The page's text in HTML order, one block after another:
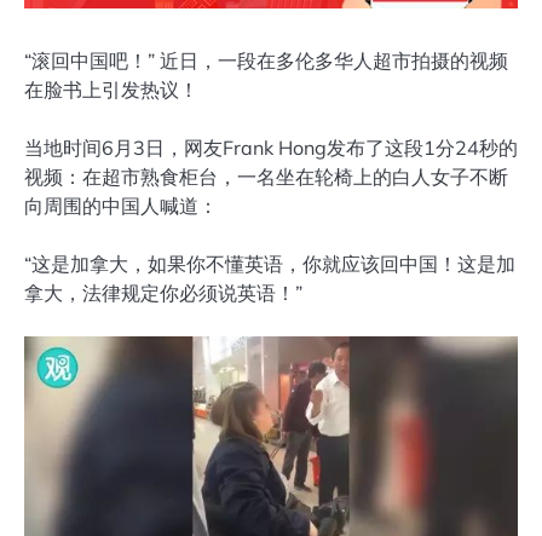
“滚回中国吧！” 近日，一段在多伦多华人超市拍摄的视频
在脸书上引发热议！
当地时间6月3日，网友Frank Hong发布了这段1分24秒的
视频：在超市熟食柜台，一名坐在轮椅上的白人女子不断
向周围的中国人喊道：
“这是加拿大，如果你不懂英语，你就应该回中国！这是加
拿大，法律规定你必须说英语！”